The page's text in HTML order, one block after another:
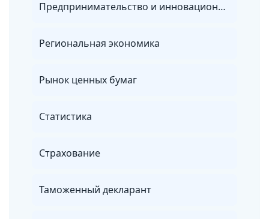
Предпринимательство и инновационное развитие бизнеса
Региональная экономика
Рынок ценных бумаг
Статистика
Страхование
Таможенный декларант